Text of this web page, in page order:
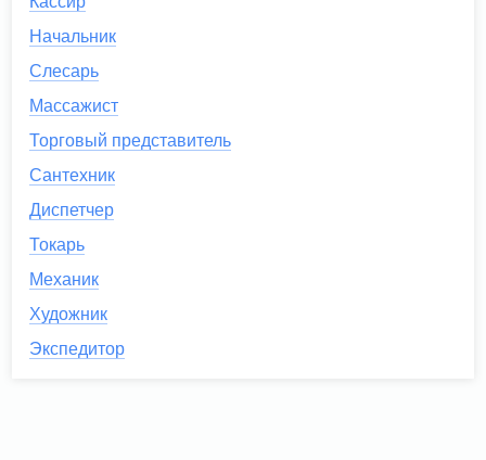
Начальник
Слесарь
Массажист
Торговый представитель
Сантехник
Диспетчер
Токарь
Механик
Художник
Экспедитор